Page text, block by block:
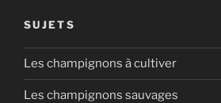
SUJETS
Les champignons à cultiver
Les champignons sauvages